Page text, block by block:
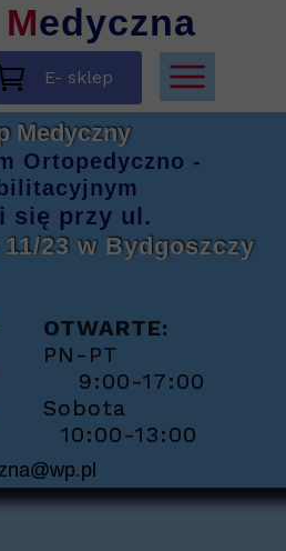
OTWARTE:
PN-PT
9:00-17:00
Sobota
10:00-13:00
Medyczna
Medyczny
Ortopedyczno -
się przy ul.
23 w Bydgoszczy
E- sklep